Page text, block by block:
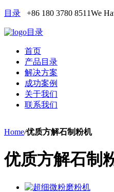
目录 +86 180 3780 8511We
目录
首页
产品目录
解决方案
成功案例
关于我们
联系我们
Home/优质方解石制粉机
优质方解石制